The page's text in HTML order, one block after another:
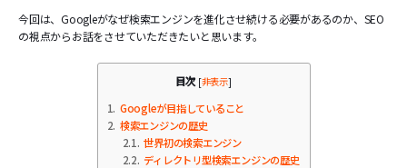
今回は、Googleがなぜ検索エンジンを進化させ続ける必要があるのか、SEO
の視点からお話をさせていただきたいと思います。
目次 [非表示]
1 Googleが目指していること
2 検索エンジンの歴史
2.1 世界初の検索エンジン
2.2 ディレクトリ型検索エンジンの歴史